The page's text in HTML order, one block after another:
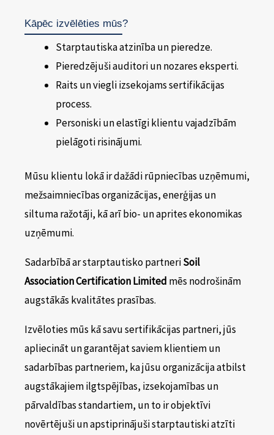
Kāpēc izvēlēties mūs?
Starptautiska atzinība un pieredze.
Pieredzējuši auditori un nozares eksperti.
Raits un viegli izsekojams sertifikācijas
process.
Personiski un elastīgi klientu vajadzībām
pielāgoti risinājumi.
Mūsu klientu lokā ir dažādi rūpniecības uzņēmumi,
mežsaimniecības organizācijas, enerģijas un
siltuma ražotāji, kā arī bio- un aprites ekonomikas
uzņēmumi.
Sadarbībā ar starptautisko partneriSoil
Association Certification Limited mēs nodrošinām
augstākās kvalitātes prasības.
Izvēloties mūs kā savu sertifikācijas partneri, jūs
apliecināt un garantējat saviem klientiem un
sadarbības partneriem, ka jūsu organizācija atbilst
augstākajiem ilgtspējības, izsekojamības un
pārvaldības standartiem, un to ir objektīvi
novērtējuši un apstiprinājuši starptautiski atzīti